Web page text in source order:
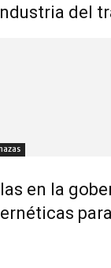
del
en la